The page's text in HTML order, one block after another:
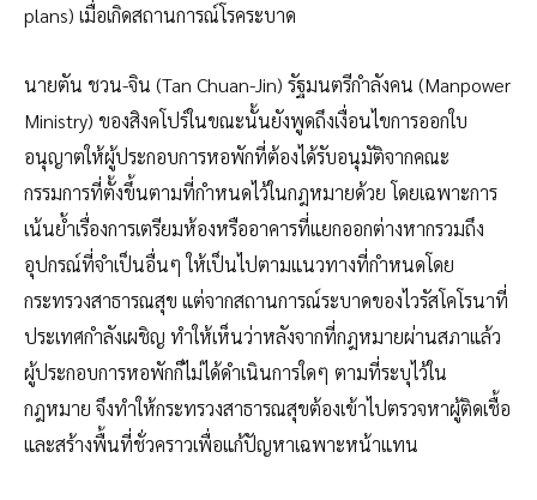
plans) เมื่อเกิดสถานการณ์โรคระบาด
นายตัน ชวน-จิน (Tan Chuan-Jin) รัฐมนตรีกำลังคน (Manpower
Ministry) ของสิงคโปร์ในขณะนั้นยังพูดถึงเงื่อนไขการออกใบ
อนุญาตให้ผู้ประกอบการหอพักที่ต้องได้รับอนุมัติจากคณะ
กรรมการที่ตั้งขึ้นตามที่กำหนดไว้ในกฎหมายด้วย โดยเฉพาะการ
เน้นย้ำเรื่องการเตรียมห้องหรืออาคารที่แยกออกต่างหากรวมถึง
อุปกรณ์ที่จำเป็นอื่นๆ ให้เป็นไปตามแนวทางที่กำหนดโดย
กระทรวงสาธารณสุข แต่จากสถานการณ์ระบาดของไวรัสโคโรนาที่
ประเทศกำลังเผชิญ ทำให้เห็นว่าหลังจากที่กฎหมายผ่านสภาแล้ว
ผู้ประกอบการหอพักก็ไม่ได้ดำเนินการใดๆ ตามที่ระบุไว้ใน
กฎหมาย จึงทำให้กระทรวงสาธารณสุขต้องเข้าไปตรวจหาผู้ติดเชื้อ
และสร้างพื้นที่ชั่วคราวเพื่อแก้ปัญหาเฉพาะหน้าแทน